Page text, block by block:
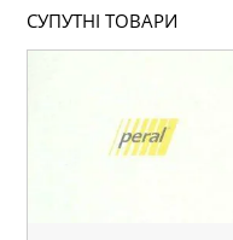
СУПУТНІ ТОВАРИ